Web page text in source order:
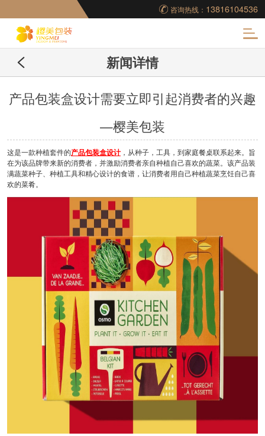
咨询热线： 13816104536
妆品包装盒工厂,高档
包装盒定制,创意包装
新闻详情
产品包装盒设计需要立即引起消费者的兴趣
—樱美包装
这是一款种植套件的产品包装盒设计，从种子，工具，到家庭餐桌联系起来。旨
在为该品牌带来新的消费者，并激励消费者亲自种植自己喜欢的蔬菜。该产品装
满蔬菜种子、种植工具和精心设计的食谱，让消费者用自己种植蔬菜烹饪自己喜
欢的菜肴。